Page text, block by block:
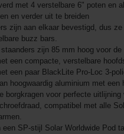
met 4 verstelbare 6" poten en
en verder uit te breiden
zijn aan elkaar bevestigd, dus
buzz bars.
zijn 85 mm hoog voor
een compacte, verstelbare
een paar BlackLite Pro-Loc 3-
hoogwaardig aluminium met een
borgkragen voor perfecte uitlijning
compatibel met alle
een SP-stijl Solar Worldwide Pod